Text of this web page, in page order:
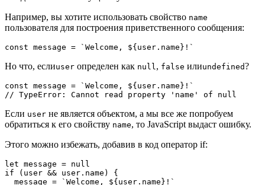
Например, вы хотите использовать свойство name
пользователя для построения приветственного сообщения:
const message = `Welcome, ${user.name}!`
Но что, еслиuser определен как null , false илиundefined?
const message = `Welcome, ${user.name}!`
// TypeError: Cannot read property 'name' of null
Если user не является объектом, а мы все же попробуем
обратиться к его свойству name, то JavaScript выдаст ошибку.
Этого можно избежать, добавив в код оператор if:
let message = null
if (user && user.name) {